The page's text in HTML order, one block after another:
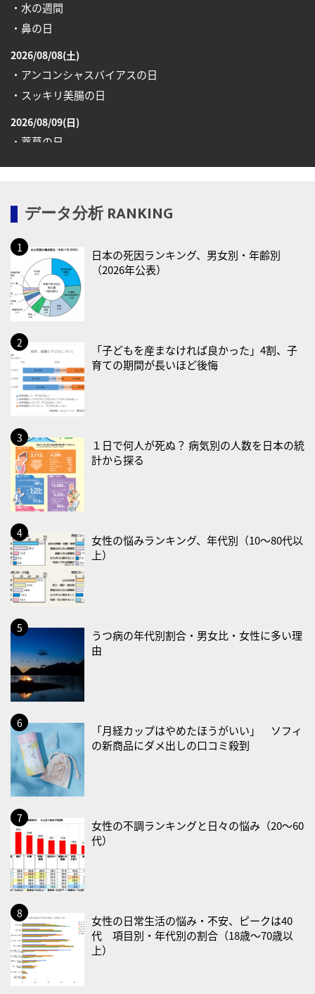
・水の週間
・鼻の日
2026/08/08(土)
・アンコンシャスバイアスの日
・スッキリ美腸の日
2026/08/09(日)
・薬草の日
2026/08/10(月)
・糖化の日
2026/08/12(水)
・育児の日
2026/08/13(木)
・一汁三菜の日
・減塩の日
2026/08/18(火)
・防犯の日
・世界人道デー
・食育の日
2026/08/21(金)
・治療アプリの日
・献血の日
2026/08/22(土)
・禁煙の日
2026/08/23(日)
・不眠の日
・乳酸菌の日
2026/08/25(火)
・いたわり肌の日
2026/08/26(水)
・風呂の日
2026/08/29(土)
・筋肉強化の日
2026/08/30(日)
・ＥＰＡの日
2026/08/31(月)
・菜の日
・血管内破砕術（IVL）の日
2026/09/01(火)
・がん征圧月間
・世界アルツハイマー月間
・健康増進普及月間
データ分析 RANKING
日本の死因ランキング、男女別・年齢別
（2026年公表）
「子どもを産まなければ良かった」4割、子
育ての期間が長いほど後悔
１日で何人が死ぬ？ 病気別の人数を日本の統
計から探る
女性の悩みランキング、年代別（10〜80代以
上）
うつ病の年代別割合・男女比・女性に多い理
由
「月経カップはやめたほうがいい」 ソフィ
の新商品にダメ出しの口コミ殺到
女性の不調ランキングと日々の悩み（20〜60
代）
女性の日常生活の悩み・不安、ピークは40
代 項目別・年代別の割合（18歳〜70歳以
上）